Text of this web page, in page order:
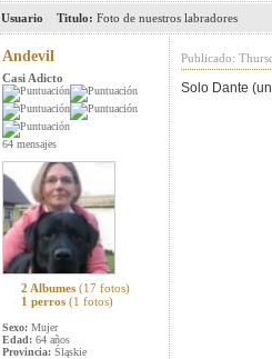
Usuario Titulo: Foto de nuestros labradores
Andevil
Casi Adicto
64 mensajes
2 Albumes (17 fotos)
1 perros (1 fotos)
Sexo: Mujer
Edad: 64 años
Provincia: Śląskie
Publicado:
Solo Dante